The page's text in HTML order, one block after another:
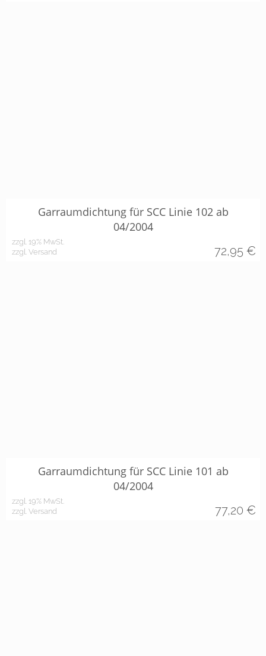
Garraumdichtung für SCC Linie 102 ab
04/2004
zzgl. 19% MwSt.
zzgl. Versand
72,95 €
Garraumdichtung für SCC Linie 101 ab
04/2004
zzgl. 19% MwSt.
zzgl. Versand
77,20 €